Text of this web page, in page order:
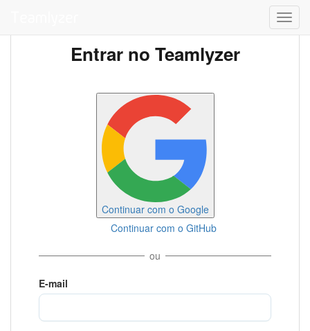
Entrar no Teamlyzer
Continuar com o Google
Continuar com o GitHub
ou
E-mail